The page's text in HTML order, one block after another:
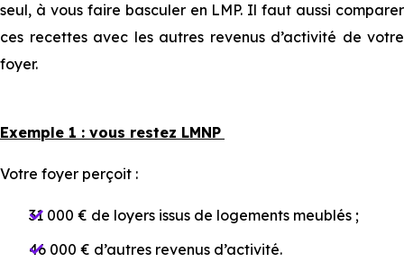
seul, à vous faire basculer en LMP. Il faut aussi comparer
ces recettes avec les autres revenus d’activité de votre
foyer.
Exemple 1 : vous restez LMNP
Votre foyer perçoit :
31 000 € de loyers issus de logements meublés ;
46 000 € d’autres revenus d’activité.